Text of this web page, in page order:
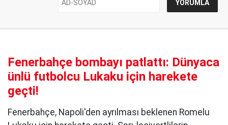
Fenerbahçe bombayı patlattı: Dünyaca
ünlü futbolcu Lukaku için harekete
geçti!
Fenerbahçe, Napoli'den ayrılması beklenen Romelu